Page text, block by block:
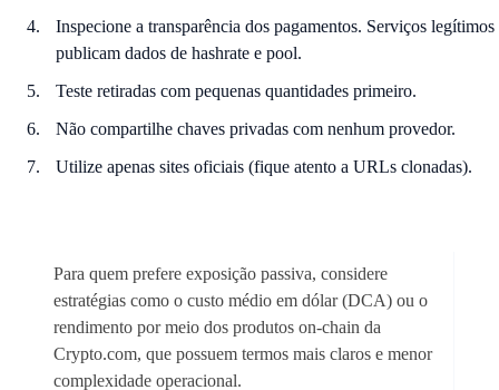
Inspecione a transparência dos pagamentos. Serviços legítimos
publicam dados de hashrate e pool.
Teste retiradas com pequenas quantidades primeiro.
Não compartilhe chaves privadas com nenhum provedor.
Utilize apenas sites oficiais (fique atento a URLs clonadas).
Para quem prefere exposição passiva, considere
estratégias como o custo médio em dólar (DCA) ou o
rendimento por meio dos produtos on-chain da
Crypto.com, que possuem termos mais claros e menor
complexidade operacional.